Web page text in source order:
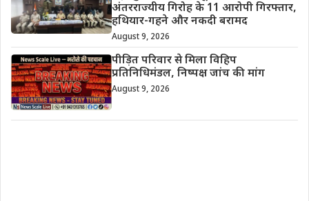
अंतरराज्यीय गिरोह के 11 आरोपी गिरफ्तार,
हथियार-गहने और नकदी बरामद
August 9, 2026
पीड़ित परिवार से मिला विहिप
प्रतिनिधिमंडल, निष्पक्ष जांच की मांग
August 9, 2026